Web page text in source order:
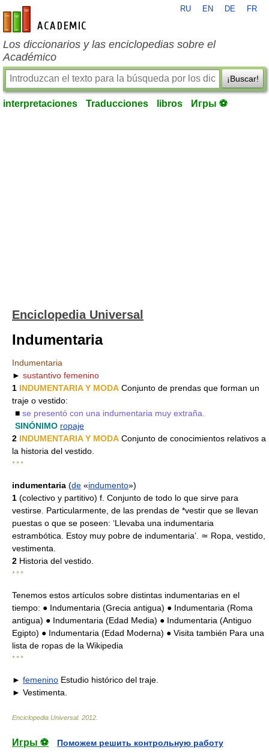
es-academic.com
RU EN DE FR
Los diccionarios y las enciclopedias sobre el
Académico
¡Buscar!
interpretaciones Traducciones libros Игры ⚽
Enciclopedia Universal
Indumentaria
Indumentaria
► sustantivo femenino
1 INDUMENTARIA Y MODA Conjunto de prendas que forman un
traje o vestido:
■ se presentó con una indumentaria muy extraña.
SINÓNIMO ropaje
2 INDUMENTARIA Y MODA Conjunto de conocimientos relativos a
la historia del vestido.
* * *
indumentaria (de «indumento»)
1 (colectivo y partitivo) f. Conjunto de todo lo que sirve para
vestirse. Particularmente, de las prendas de *vestir que se llevan
puestas o que se poseen: ‘Llevaba una indumentaria
estrambótica. Estoy muy pobre de indumentaria’. ≃ Ropa, vestido,
vestimenta.
2 Historia del vestido.
* * *
Tenemos estos artículos sobre distintas indumentarias en el
tiempo: ● Indumentaria (Grecia antigua) ● Indumentaria (Roma
antigua) ● Indumentaria (Edad Media) ● Indumentaria (Antiguo
Egipto) ● Indumentaria (Edad Moderna) ● Visita también Para una
lista de ropas de la Wikipedia
* * *
► femenino Estudio histórico del traje.
► Vestimenta.
Enciclopedia Universal. 2012
Игры ⚽
Поможем решить контрольную работу